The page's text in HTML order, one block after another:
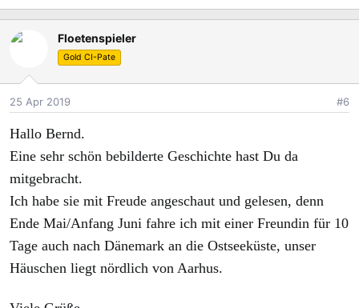
e
a
k
o
n
n
:
Floetenspieler
Gold CI-Pate
25 Apr 2019 #6
Hallo Bernd.
Eine sehr schön bebilderte Geschichte hast Du da
mitgebracht.
Ich habe sie mit Freude angeschaut und gelesen, denn
Ende Mai/Anfang Juni fahre ich mit einer Freundin für 10
Tage auch nach Dänemark an die Ostseeküste, unser
Häuschen liegt nördlich von Aarhus.